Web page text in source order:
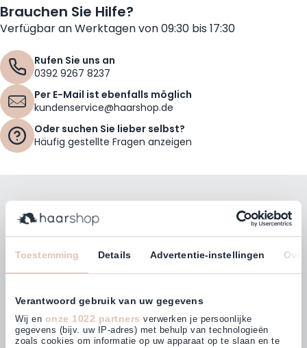
Toestemming Details Advertentie-instellingen Over
Verantwoord gebruik van uw gegevens
Wij en onze 1022 partners verwerken je persoonlijke
gegevens (bijv. uw IP-adres) met behulp van technologieën
zoals cookies om informatie op uw apparaat op te slaan en te
Brauchen Sie Hilfe?
Verfügbar an Werktagen von 09:30 bis 17:30
Rufen Sie uns an
0392 9267 8237
Per E-Mail ist ebenfalls möglich
kundenservice@haarshop.de
Oder suchen Sie lieber selbst?
Häufig gestellte Fragen anzeigen
Bleiben Sie mit unserem Newsletter auf dem
Laufenden!
E-Mailadresse
Abonnieren